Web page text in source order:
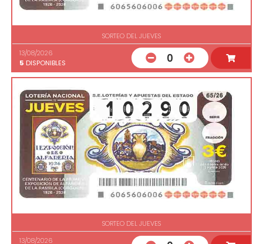
SORTEO DEL JUEVES
13/08/2026
5 DISPONIBLES 0
SORTEO DEL JUEVES
13/08/2026